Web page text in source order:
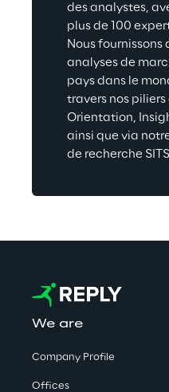
des analystes,
plus de 100
Nous fournissons
analyses de
pays dans le
travers nos
Orientation,
ainsi que via
de recherche
We are
Company Profile
Offices